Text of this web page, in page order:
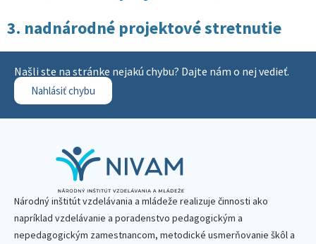
3. nadnárodné projektové stretnutie
Našli ste na stránke nejakú chybu? Dajte nám o nej vedieť.
Nahlásiť chybu
Národný inštitút vzdelávania a mládeže realizuje činnosti ako
napríklad vzdelávanie a poradenstvo pedagogickým a
nepedagogickým zamestnancom, metodické usmerňovanie škôl a